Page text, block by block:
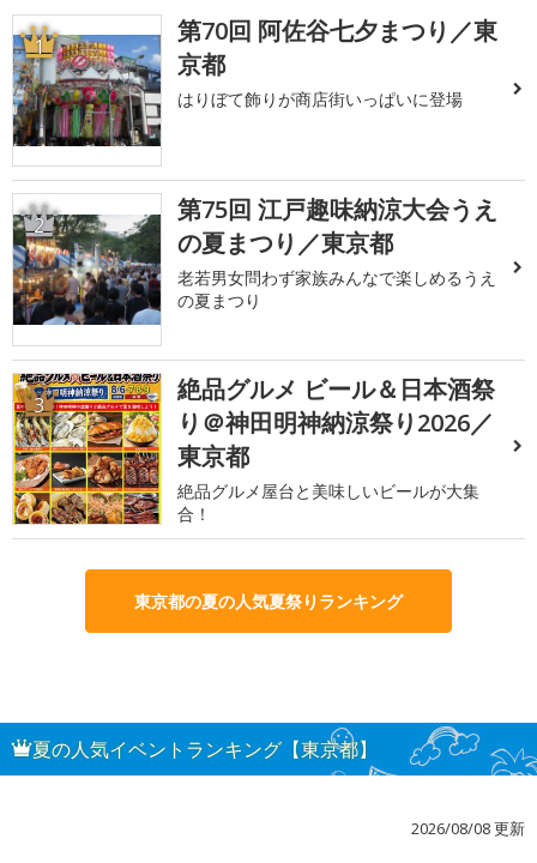
1
第70回 阿佐谷七夕まつり／東
京都
はりぼて飾りが商店街いっぱいに登場
2
第75回 江戸趣味納涼大会うえ
の夏まつり／東京都
老若男女問わず家族みんなで楽しめるうえ
の夏まつり
3
絶品グルメ ビール＆日本酒祭
り＠神田明神納涼祭り2026／
東京都
絶品グルメ屋台と美味しいビールが大集
合！
東京都の夏の人気夏祭りランキング
夏の人気イベントランキング【東京都】
2026/08/08 更新